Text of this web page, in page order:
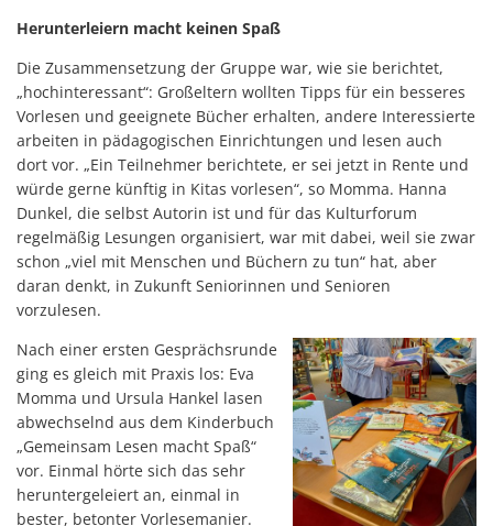
Herunterleiern macht keinen Spaß
Die Zusammensetzung der Gruppe war, wie sie berichtet,
„hochinteressant“: Großeltern wollten Tipps für ein besseres
Vorlesen und geeignete Bücher erhalten, andere Interessierte
arbeiten in pädagogischen Einrichtungen und lesen auch
dort vor. „Ein Teilnehmer berichtete, er sei jetzt in Rente und
würde gerne künftig in Kitas vorlesen“, so Momma. Hanna
Dunkel, die selbst Autorin ist und für das Kulturforum
regelmäßig Lesungen organisiert, war mit dabei, weil sie zwar
schon „viel mit Menschen und Büchern zu tun“ hat, aber
daran denkt, in Zukunft Seniorinnen und Senioren
vorzulesen.
Nach einer ersten Gesprächsrunde
ging es gleich mit Praxis los: Eva
Momma und Ursula Hankel lasen
abwechselnd aus dem Kinderbuch
„Gemeinsam Lesen macht Spaß“
vor. Einmal hörte sich das sehr
heruntergeleiert an, einmal in
bester, betonter Vorlesemanier.